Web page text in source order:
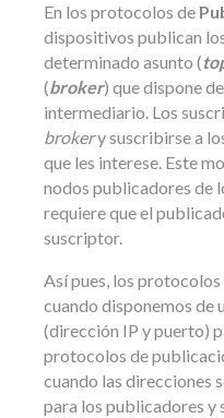
En los protocolos de
dispositivos publican
determinado asunto (
(broker) que dispone
intermediario. Los
brokery suscribirse a
que les interese. Este
nodos publicadores de
requiere que el
suscriptor.
Así pues, los
cuando disponemos de
(dirección IP y puerto)
protocolos de
cuando las direcciones
para los publicadores y